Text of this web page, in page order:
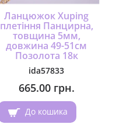
Ланцюжок Xuping
плетіння Панцирна,
товщина 5мм,
довжина 49-51см
Позолота 18к
ida57833
665.00 грн.
До кошика